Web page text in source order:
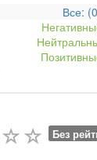
Все: (0
Без